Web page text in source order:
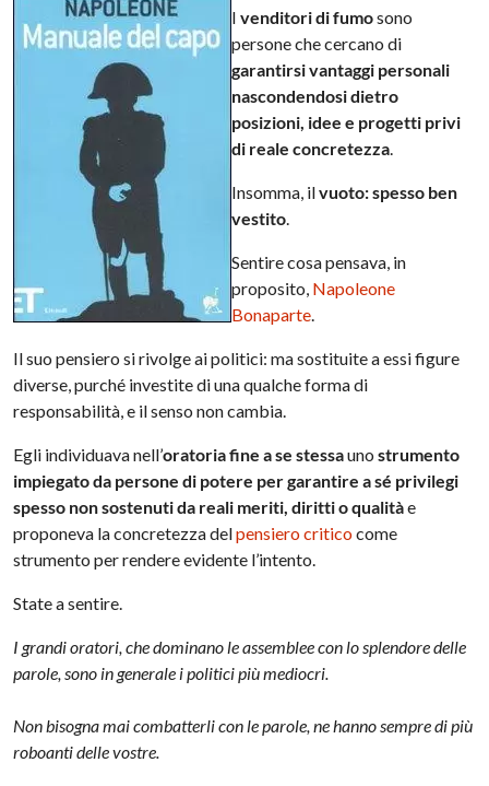
Ivenditori di fumosono
persone che cercano di
garantirsi vantaggi personali
nascondendosi dietro
posizioni, idee e progetti privi
di reale concretezza.
Insomma, ilvuoto: spesso ben
vestito.
Sentire cosa pensava, in
proposito, Napoleone
Bonaparte.
Il suo pensiero si rivolge ai politici: ma sostituite a essi figure
diverse, purché investite di una qualche forma di
responsabilità, e il senso non cambia.
Egli individuava nell’oratoria fine a se stessaunostrumento
impiegato da persone di potere per garantire a sé privilegi
spesso non sostenuti da reali meriti, diritti o qualitàe
proponeva la concretezza delpensiero criticocome
strumento per rendere evidente l’intento.
State a sentire.
I grandi oratori, che dominano le assemblee con lo splendore delle
parole, sono in generale i politici più mediocri.
Non bisogna mai combatterli con le parole, ne hanno sempre di più
roboanti delle vostre.